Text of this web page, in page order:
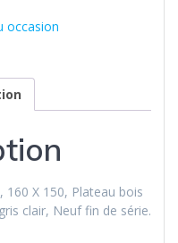
occasion
X 150, Plateau bois
clair, Neuf fin de série.